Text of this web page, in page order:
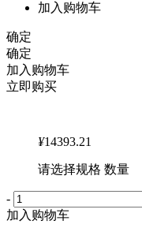
加入购物车
确定
确定
加入购物车
立即购买
¥14393.21
请选择规格 数量
-
加入购物车